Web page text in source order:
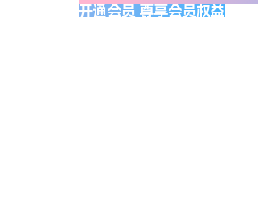
开通会员 尊享会员权益